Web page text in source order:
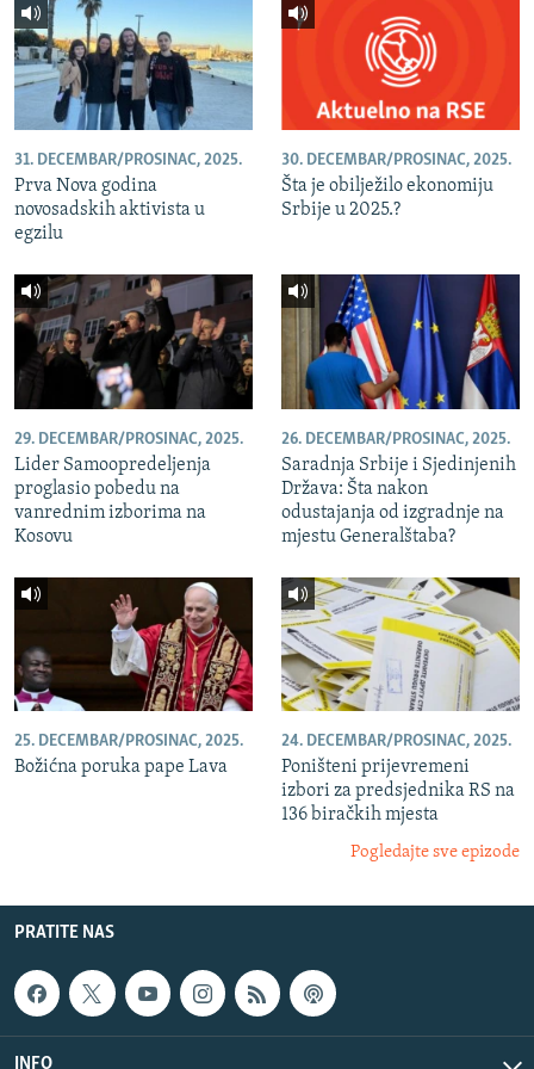
31. DECEMBAR/PROSINAC, 2025.
Prva Nova godina
novosadskih aktivista u
egzilu
30. DECEMBAR/PROSINAC, 2025.
Šta je obilježilo ekonomiju
Srbije u 2025.?
29. DECEMBAR/PROSINAC, 2025.
Lider Samoopredeljenja
proglasio pobedu na
vanrednim izborima na
Kosovu
26. DECEMBAR/PROSINAC, 2025.
Saradnja Srbije i Sjedinjenih
Država: Šta nakon
odustajanja od izgradnje na
mjestu Generalštaba?
25. DECEMBAR/PROSINAC, 2025.
Božićna poruka pape Lava
24. DECEMBAR/PROSINAC, 2025.
Poništeni prijevremeni
izbori za predsjednika RS na
136 biračkih mjesta
Pogledajte sve epizode
PRATITE NAS
INFO